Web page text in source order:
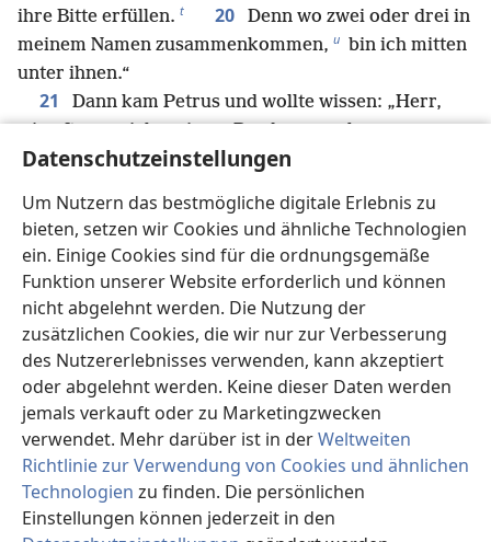
Datenschutzeinstellungen
Um Nutzern das bestmögliche digitale Erlebnis zu
bieten, setzen wir Cookies und ähnliche Technologien
ein. Einige Cookies sind für die ordnungsgemäße
Funktion unserer Website erforderlich und können
nicht abgelehnt werden. Die Nutzung der
zusätzlichen Cookies, die wir nur zur Verbesserung
des Nutzererlebnisses verwenden, kann akzeptiert
oder abgelehnt werden. Keine dieser Daten werden
jemals verkauft oder zu Marketingzwecken
verwendet. Mehr darüber ist in derWeltweiten
Richtlinie zur Verwendung von Cookies und ähnlichen
Technologien zu finden. Die persönlichen
Einstellungen können jederzeit in den
ihre Bitte erfüllen. t 20
Denn wo zwei oder drei in
meinem Namen zusammenkommen, u bin ich mitten
unter ihnen.“
21
Dann kam Petrus und wollte wissen: „Herr,
wie oft muss ich meinem Bruder vergeben, wenn er
gegen mich gesündigt hat? Bis zu 7 Mal?“
bis zu 77 Mal. v
23 Mit dem Königreich des Himmels ist es
nämlich wie mit einem König, der mit seinen Sklaven
die Abrechnung machen wollte.
24 Als er mit der
Abrechnung anfing, wurde ein Mann zu ihm
gebracht, der ihm 10 000 Talente schuldete. 25
Doch da er das Geld nicht zurückzahlen konnte,
befahl sein Herr, dass er, seine Frau, seine Kinder
und sein ganzer Besitz verkauft werden sollten, um
die Schulden zu bezahlen. w 26 Der Sklave warf
sich nieder, erwies ihm seine Ehrerbietung und bat:
‚Hab Geduld mit mir, ich zahl dir alles zurück.‘